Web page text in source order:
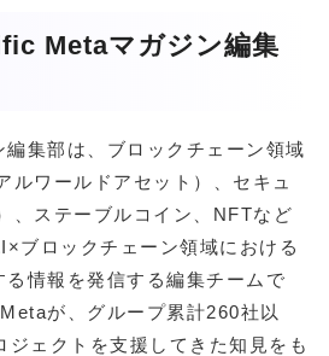
Metaマガジン編集
集部は、ブロックチェーン領域
ルワールドアセット）、セキュ
、ステーブルコイン、NFTなど
ブロックチェーン領域における
情報を発信する編集チームで
が、グループ累計260社以
ジェクトを支援してきた知見をも